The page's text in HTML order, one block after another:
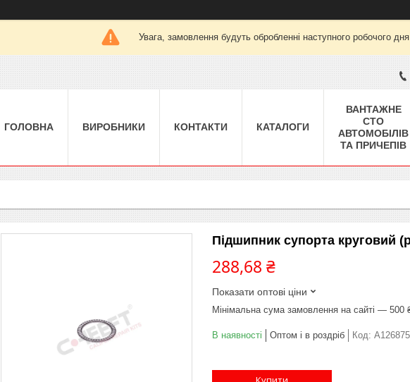
Увага, замовлення будуть обробленні наступного робочого
ГОЛОВНА ВИРОБНИКИ КОНТАКТИ КАТАЛОГИ
ВАНТАЖНЕ
СТО
АВТОМОБІЛІВ
ТА ПРИЧЕПІВ
Підшипник супорта круговий
288,68 ₴
Показати оптові ціни
Мінімальна сума замовлення на сайті — 500
В наявності Оптом і в роздріб Код: A126875